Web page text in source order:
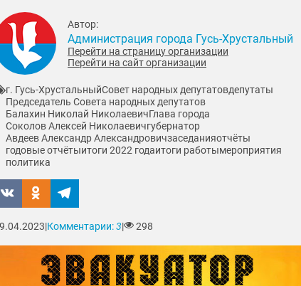
Автор:
Администрация города Гусь-Хрустальный
Перейти на страницу организации
Перейти на сайт организации
г. Гусь-ХрустальныйСовет народных депутатовдепутаты
Председатель Совета народных депутатов
Балахин Николай НиколаевичГлава города
Соколов Алексей Николаевичгубернатор
Авдеев Александр Александровичзаседанияотчёты
годовые отчётыитоги 2022 годаитоги работымероприятия
политика
|Комментарии:3| 298